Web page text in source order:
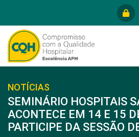
NOTÍCIAS
SEMINÁRIO HOSPITAIS
ACONTECE EM 14 E 15
PARTICIPE DA SESSÃO